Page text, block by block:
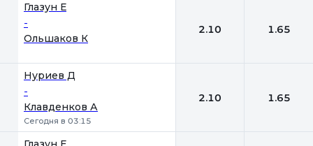
Глазун Е
-
Ольшаков К
2.10 1.65
Нуриев Д
-
Клавденков А
Сегодня в 03:15
2.10 1.65